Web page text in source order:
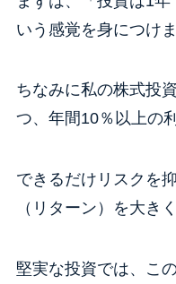
いう感覚を身につけま
ちなみに私の株式投
つ、年間10％以上の
できるだけリスクを
（リターン）を大き
堅実な投資では、こ